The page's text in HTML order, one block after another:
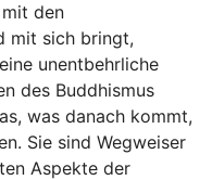
den
mit sich bringt,
unentbehrliche
des Buddhismus
was danach kommt,
Sie sind Wegweiser
Aspekte der